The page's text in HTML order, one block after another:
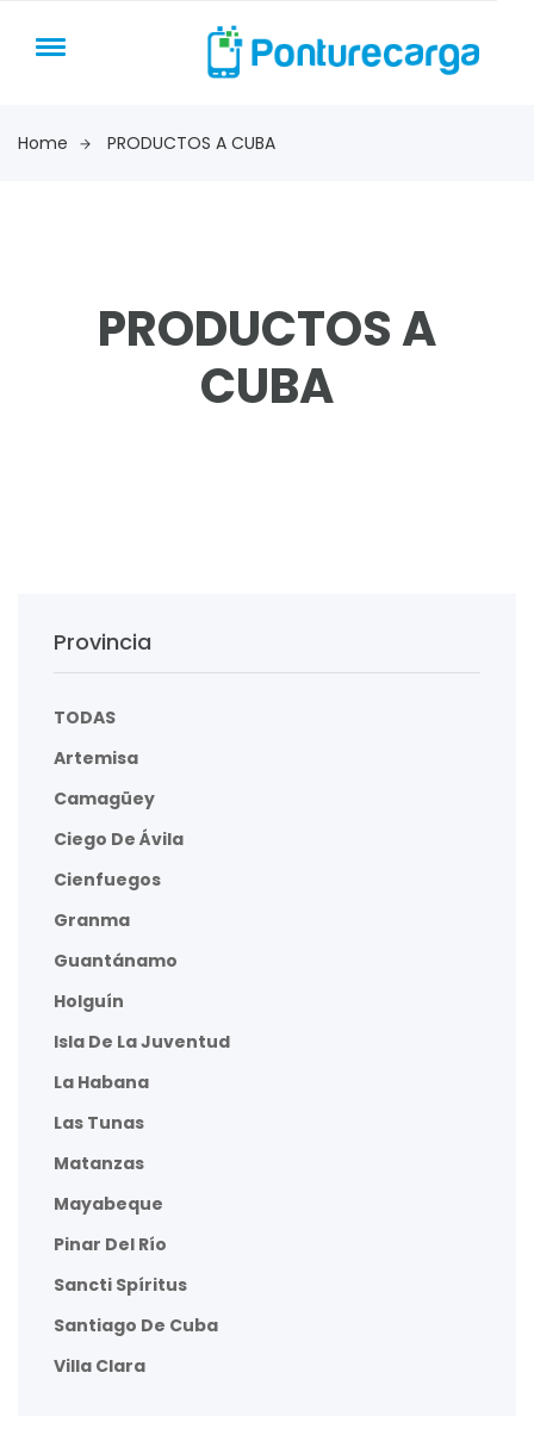
Home PRODUCTOS A CUBA
PRODUCTOS A
CUBA
Provincia
TODAS
Artemisa
Camagüey
Ciego De Ávila
Cienfuegos
Granma
Guantánamo
Holguín
Isla De La Juventud
La Habana
Las Tunas
Matanzas
Mayabeque
Pinar Del Río
Sancti Spíritus
Santiago De Cuba
Villa Clara